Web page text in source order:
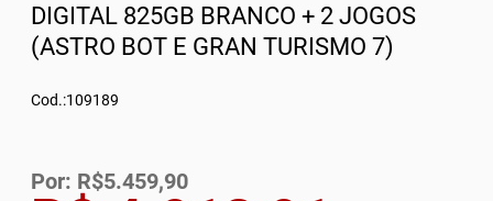
DIGITAL 825GB BRANCO + 2 JOGOS
(ASTRO BOT E GRAN TURISMO 7)
Cod.:109189
Por: R$5.459,90